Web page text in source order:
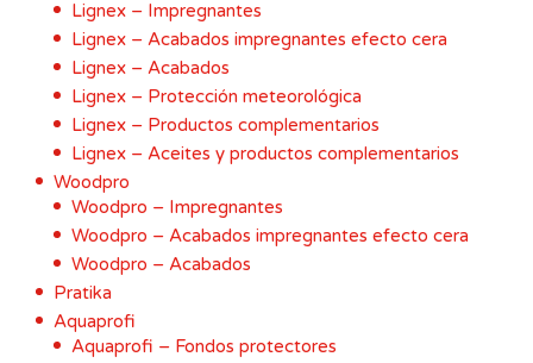
Lignex – Impregnantes
Lignex – Acabados impregnantes efecto cera
Lignex – Acabados
Lignex – Protección meteorológica
Lignex – Productos complementarios
Lignex – Aceites y productos complementarios
Woodpro
Woodpro – Impregnantes
Woodpro – Acabados impregnantes efecto cera
Woodpro – Acabados
Pratika
Aquaprofi
Aquaprofi – Fondos protectores